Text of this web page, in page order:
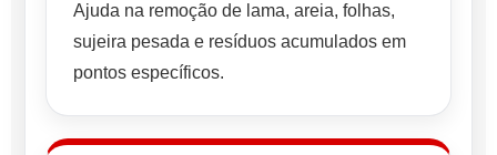
Ajuda na remoção de lama, areia, folhas,
sujeira pesada e resíduos acumulados em
pontos específicos.